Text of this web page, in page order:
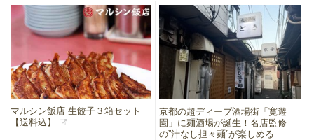
マルシン飯店 生餃子３箱セット
【送料込】
京都の超ディープ酒場街「寛遊
園」に麺酒場が誕生！名店監修
の”汁なし担々麺”が楽しめる